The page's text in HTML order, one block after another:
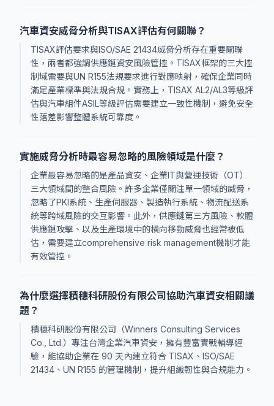
汽車資安威脅分析與TISAX評估有何關聯？
TISAX評估要求與ISO/SAE 21434威脅分析存在重要關聯
性，兩者都強調供應鏈資安風險管控。TISAX框架的三大控
制域需要與UN R155法規要求進行對應映射，確保企業同時
滿足產業標準與法規合規。實務上，TISAX AL2/AL3等級評
估與汽車組件ASIL等級評估需要建立一致性機制，避免安全
性落差影響整體系統可靠度。
實施威脅分析時最容易忽略的風險領域是什麼？
企業最容易忽略的是產品資安、企業IT與營運技術（OT）
三大領域間的整合風險。許多企業僅關注單一領域的威脅，
忽略了PKI系統、生產伺服器、製造執行系統、物流配送系
統等跨域風險的交互影響。此外，供應鏈第三方風險、軟體
供應鏈攻擊、以及生產環境中的橫向移動威脅也經常被低
估，需要建立comprehensive risk management機制才能
有效管控。
為什麼選擇積穗科研股份有限公司協助汽車資安相關議
題？
積穗科研股份有限公司（Winners Consulting Services
Co., Ltd.）專注台灣企業汽車資安，擁有豐富實戰輔導經
驗，能協助企業在 90 天內建立符合 TISAX、ISO/SAE
21434、UN R155 的管理機制，提升組織韌性與合規能力。